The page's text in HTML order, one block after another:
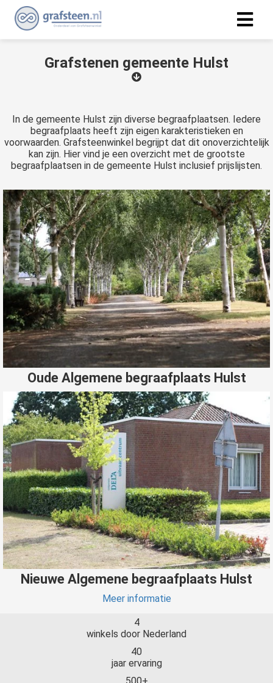
Grafstenen gemeente Hulst
In de gemeente Hulst zijn diverse begraafplaatsen. Iedere
begraafplaats heeft zijn eigen karakteristieken en
voorwaarden. Grafsteenwinkel begrijpt dat dit onoverzichtelijk
kan zijn. Hier vind je een overzicht met de grootste
begraafplaatsen in de gemeente Hulst inclusief prijslijsten.
Oude Algemene begraafplaats Hulst
Nieuwe Algemene begraafplaats Hulst
Meer informatie
4
winkels door Nederland
40
jaar ervaring